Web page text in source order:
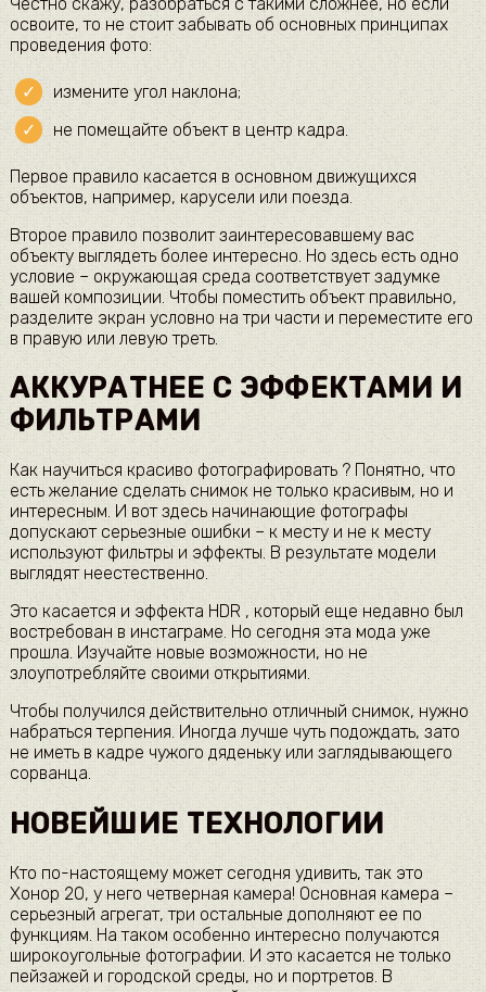
освоите, то не стоит забывать об основных принципах
проведения фото:
измените угол наклона;
не помещайте объект в центр кадра.
Первое правило касается в основном движущихся
объектов, например, карусели или поезда.
Второе правило позволит заинтересовавшему вас
объекту выглядеть более интересно. Но здесь есть одно
условие – окружающая среда соответствует задумке
вашей композиции. Чтобы поместить объект правильно,
разделите экран условно на три части и переместите его
в правую или левую треть.
АККУРАТНЕЕ С ЭФФЕКТАМИ И
ФИЛЬТРАМИ
Как научиться красиво фотографировать ? Понятно, что
есть желание сделать снимок не только красивым, но и
интересным. И вот здесь начинающие фотографы
допускают серьезные ошибки – к месту и не к месту
используют фильтры и эффекты. В результате модели
выглядят неестественно.
Это касается и эффекта HDR , который еще недавно был
востребован в инстаграме. Но сегодня эта мода уже
прошла. Изучайте новые возможности, но не
злоупотребляйте своими открытиями.
Чтобы получился действительно отличный снимок, нужно
набраться терпения. Иногда лучше чуть подождать, зато
не иметь в кадре чужого дяденьку или заглядывающего
сорванца.
НОВЕЙШИЕ ТЕХНОЛОГИИ
Кто по-настоящему может сегодня удивить, так это
Хонор 20, у него четверная камера! Основная камера –
серьезный агрегат, три остальные дополняют ее по
функциям. На таком особенно интересно получаются
широкоугольные фотографии. И это касается не только
пейзажей и городской среды, но и портретов. В